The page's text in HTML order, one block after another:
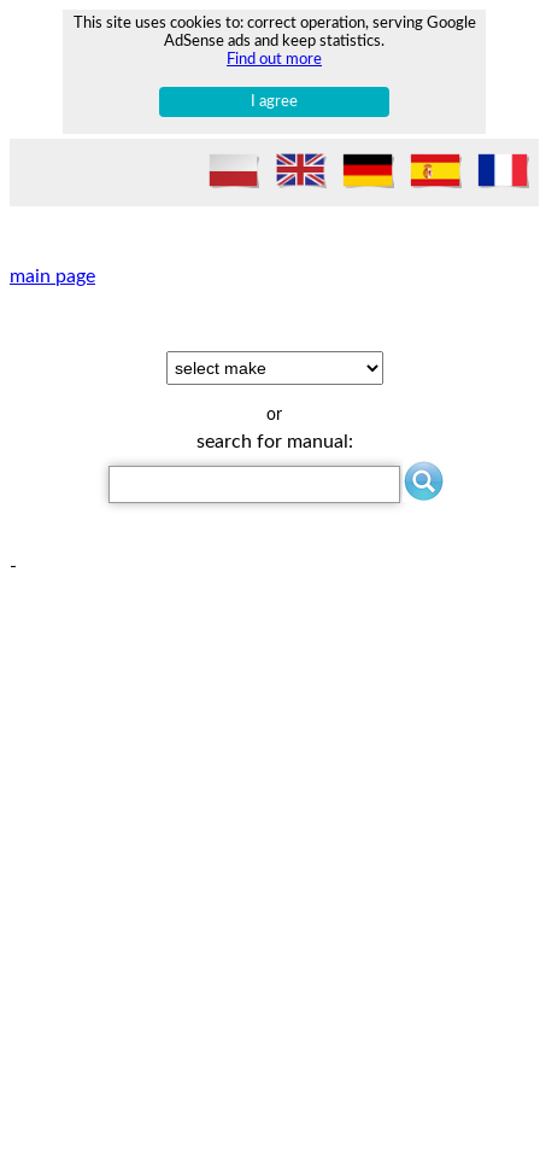
This site uses cookies to: correct operation, serving Google
AdSense ads and keep statistics.
Find out more
I agree
main page
or
search for manual:
-